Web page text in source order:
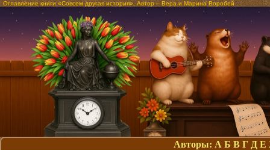
Оглавление книги «Совсем другая история». Автор – Вера и Марина Воробей
Авторы: А Б В Г Д Е